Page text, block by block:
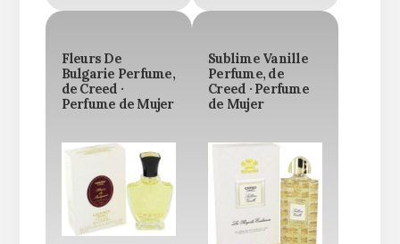
Fleurs De
Bulgarie Perfume,
de Creed ·
Perfume de Mujer
Sublime Vanille
Perfume, de
Creed · Perfume
de Mujer